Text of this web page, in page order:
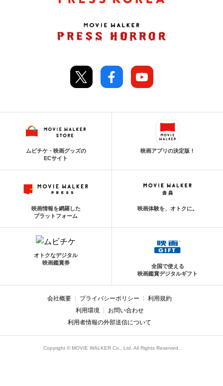
ムビチケ・映画グッズの
ECサイト
映画アプリの決定版！
映画情報を網羅した
プラットフォーム
映画体験を、オトクに。
オトクなデジタル
映画鑑賞券
全国で使える
映画鑑賞デジタルギフト
会社概要 プライバシーポリシー
利用規約
利用環境
お問い合わせ
利用者情報の外部送信について
Copyright © MOVIE WALKER Co., Ltd. All Rights Reserved.